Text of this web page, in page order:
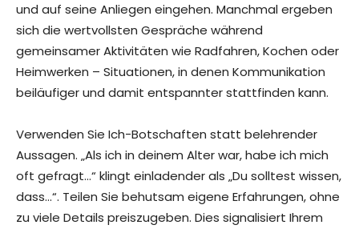
und auf seine Anliegen eingehen. Manchmal ergeben
sich die wertvollsten Gespräche während
gemeinsamer Aktivitäten wie Radfahren, Kochen oder
Heimwerken – Situationen, in denen Kommunikation
beiläufiger und damit entspannter stattfinden kann.
Verwenden Sie Ich-Botschaften statt belehrender
Aussagen. „Als ich in deinem Alter war, habe ich mich
oft gefragt…“ klingt einladender als „Du solltest wissen,
dass…“. Teilen Sie behutsam eigene Erfahrungen, ohne
zu viele Details preiszugeben. Dies signalisiert Ihrem